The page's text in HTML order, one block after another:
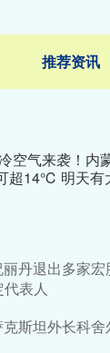
推荐资讯
空气来袭！内
超14℃ 明天有
丹退出多家
表人
斯坦外长科